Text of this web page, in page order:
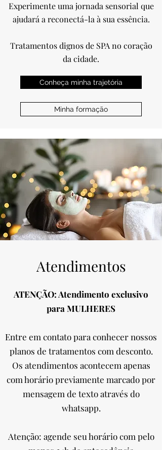
Experimente uma jornada sensorial que
ajudará a reconectá-la à sua essência.
Tratamentos dignos de SPA no coração
da cidade.
Conheça minha trajetória
Minha formação
Atendimentos
ATENÇÃO: Atendimento exclusivo
para MULHERES
Entre em contato para conhecer nossos
planos de tratamentos com desconto.
Os atendimentos acontecem apenas
com horário previamente marcado por
mensagem de texto através do
whatsapp.
Atenção: agende seu horário com pelo